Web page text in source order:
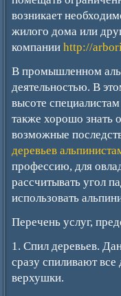
возникает
жилого дома или
компании http://
В промышленном
деятельностью. В
высоте
также хорошо знать
возможные
деревьев
профессию, для
рассчитывать угол
использовать
Перечень услуг,
1. Спил деревьев.
сразу спиливают все
верхушки.